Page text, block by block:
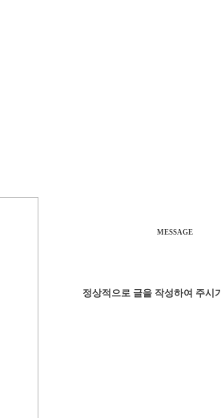
MESSAGE
정상적으로 글을 작성하여 주시